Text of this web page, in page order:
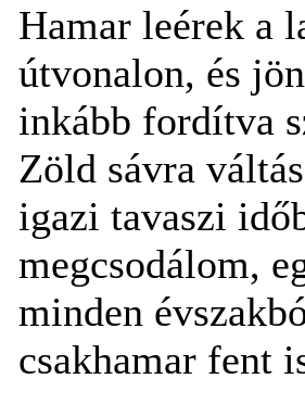
Hamar leérek a
útvonalon, és
inkább fordítva
Zöld sávra
igazi tavaszi
megcsodálom,
minden
csakhamar fent